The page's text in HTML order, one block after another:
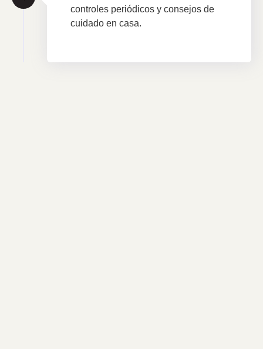
controles periódicos y consejos de
cuidado en casa.